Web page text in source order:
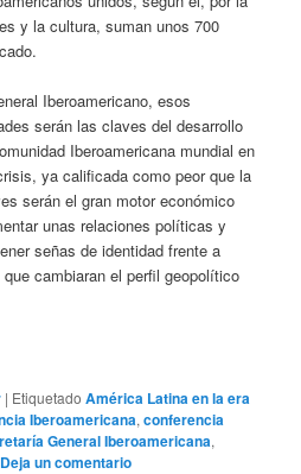
y la cultura, suman unos 700
Iberoamericano, esos
serán las claves del desarrollo
Iberoamericana mundial en
ya calificada como peor que la
serán el gran motor económico
unas relaciones políticas y
señas de identidad frente a
cambiaran el perfil geopolítico
| Etiquetado América Latina en la era
Iberoamericana,conferencia
General Iberoamericana,
Deja un comentario